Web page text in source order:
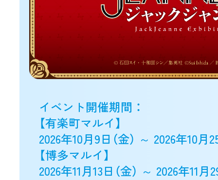
イベント開催期間 ：
【有楽町マルイ】
2026年10月9日（金） ～ 2026年10月
【博多マルイ】
2026年11月13日（金） ～ 2026年11月